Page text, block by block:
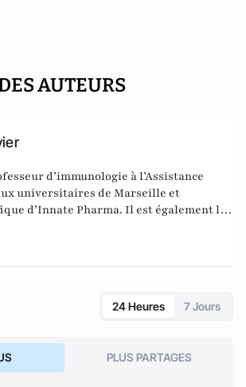
AUTEURS
d’immunologie à l’Assistance
universitaires de Marseille et
d’Innate Pharma. Il est également le
des Cancers - Histoire d'une
24 Heures 7 Jours
PLUS PARTAGES